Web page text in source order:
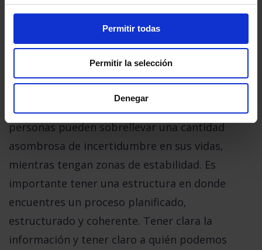
Permitir todas
Permitir la selección
Denegar
4. Cuanto más consolidada sea la
compañía, mejor. También en la
desvinculación
Y, ¿qué grado de incertidumbre somos capaces
de manejar y cómo empezar a hacerlo? Las
personas pueden sobrellevar una cantidad
asombrosa de incertidumbre en sus vidas,
mientras tengan zonas de estabilidad. Es
importante tener una estructura en donde
encuentres un proceso planificado,
estructurado y coherente. Tener clara la
información y tener claro a quién podemos